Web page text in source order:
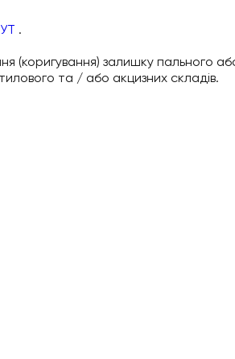
.
(коригування) залишку пального
та / або акцизних складів.